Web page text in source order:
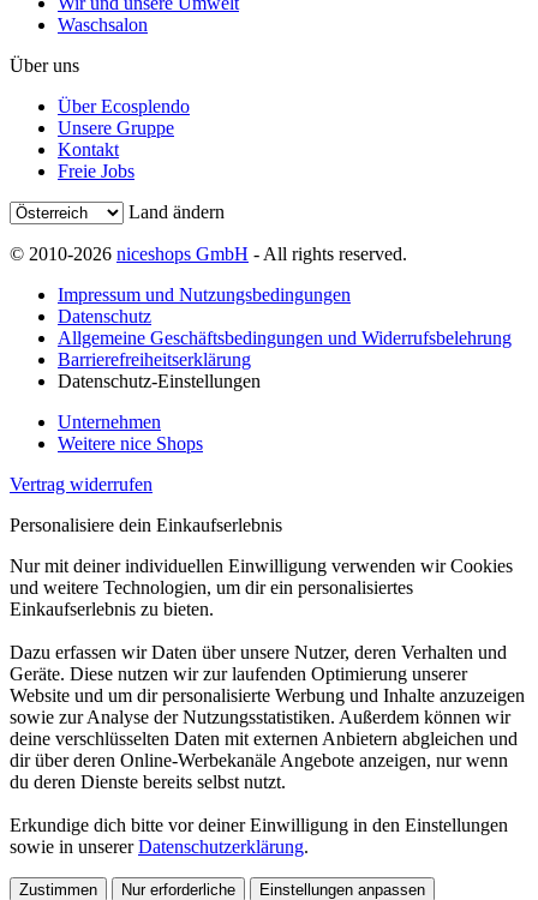
Waschsalon
Über uns
Über Ecosplendo
Unsere Gruppe
Kontakt
Freie Jobs
Land ändern
© 2010-2026 niceshops GmbH - All rights reserved.
Impressum und Nutzungsbedingungen
Datenschutz
Allgemeine Geschäftsbedingungen und Widerrufsbelehrung
Barrierefreiheitserklärung
Datenschutz-Einstellungen
Unternehmen
Weitere nice Shops
Vertrag widerrufen
Personalisiere dein Einkaufserlebnis
Nur mit deiner individuellen Einwilligung verwenden wir Cookies
und weitere Technologien, um dir ein personalisiertes
Einkaufserlebnis zu bieten.
Dazu erfassen wir Daten über unsere Nutzer, deren Verhalten und
Geräte. Diese nutzen wir zur laufenden Optimierung unserer
Website und um dir personalisierte Werbung und Inhalte anzuzeigen
sowie zur Analyse der Nutzungsstatistiken. Außerdem können wir
deine verschlüsselten Daten mit externen Anbietern abgleichen und
dir über deren Online-Werbekanäle Angebote anzeigen, nur wenn
du deren Dienste bereits selbst nutzt.
Erkundige dich bitte vor deiner Einwilligung in den Einstellungen
sowie in unsererDatenschutzerklärung.
Zustimmen Nur erforderliche Einstellungen anpassen